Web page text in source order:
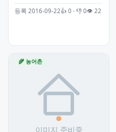
등록 2016-09-22👍 0 · 👎 0👁 22
🌾 농어촌